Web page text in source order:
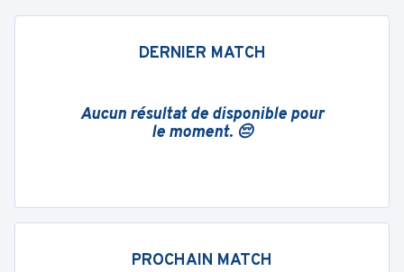
DERNIER MATCH
Aucun résultat de disponible pour
le moment. 😔
PROCHAIN MATCH